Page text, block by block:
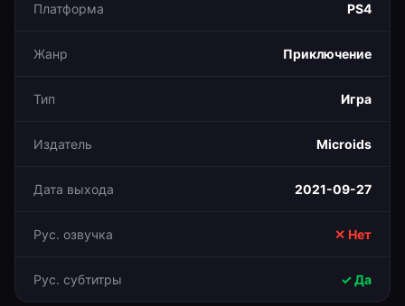
Платформа PS4
Жанр Приключение
Тип Игра
Издатель Microids
Дата выхода 2021-09-27
Рус. озвучка ✕ Нет
Рус. субтитры ✓ Да